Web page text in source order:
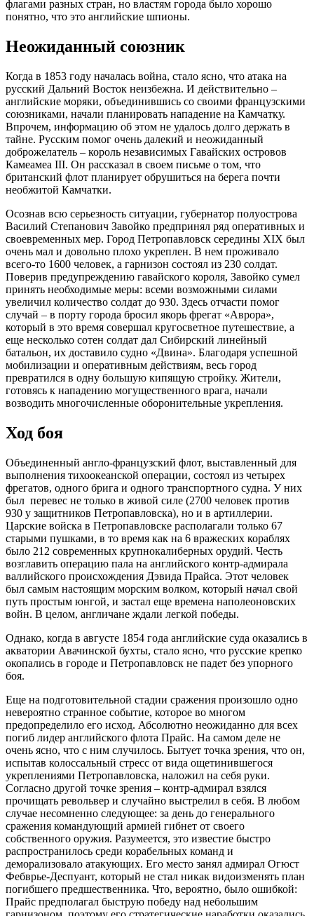
флагами разных стран, но властям города было хорошо
понятно, что это английские шпионы.
Неожиданный союзник
Когда в 1853 году началась война, стало ясно, что атака на
русский Дальний Восток неизбежна. И действительно –
английские моряки, объединившись со своими французскими
союзниками, начали планировать нападение на Камчатку.
Впрочем, информацию об этом не удалось долго держать в
тайне. Русским помог очень далекий и неожиданный
доброжелатель – король независимых Гавайских островов
Камеамеа III. Он рассказал в своем письме о том, что
британский флот планирует обрушиться на берега почти
необжитой Камчатки.
Осознав всю серьезность ситуации, губернатор полуострова
Василий Степанович Завойко предпринял ряд оперативных и
своевременных мер. Город Петропавловск середины XIX был
очень мал и довольно плохо укреплен. В нем проживало
всего-то 1600 человек, а гарнизон состоял из 230 солдат.
Поверив предупреждению гавайского короля, Завойко сумел
принять необходимые меры: всеми возможными силами
увеличил количество солдат до 930. Здесь отчасти помог
случай – в порту города бросил якорь фрегат «Аврора»,
который в это время совершал кругосветное путешествие, а
еще несколько сотен солдат дал Сибирский линейный
батальон, их доставило судно «Двина». Благодаря успешной
мобилизации и оперативным действиям, весь город
превратился в одну большую кипящую стройку. Жители,
готовясь к нападению могущественного врага, начали
возводить многочисленные оборонительные укрепления.
Ход боя
Объединенный англо-французский флот, выставленный для
выполнения тихоокеанской операции, состоял из четырех
фрегатов, одного брига и одного транспортного судна. У них
был перевес не только в живой силе (2700 человек против
930 у защитников Петропавловска), но и в артиллерии.
Царские войска в Петропавловске располагали только 67
старыми пушками, в то время как на 6 вражеских кораблях
было 212 современных крупнокалиберных орудий. Честь
возглавить операцию пала на английского контр-адмирала
валлийского происхождения Дэвида Прайса. Этот человек
был самым настоящим морским волком, который начал свой
путь простым юнгой, и застал еще времена наполеоновских
войн. В целом, англичане ждали легкой победы.
Однако, когда в августе 1854 года английские суда оказались в
акватории Авачинской бухты, стало ясно, что русские крепко
окопались в городе и Петропавловск не падет без упорного
боя.
Еще на подготовительной стадии сражения произошло одно
невероятно странное событие, которое во многом
предопределило его исход. Абсолютно неожиданно для всех
погиб лидер английского флота Прайс. На самом деле не
очень ясно, что с ним случилось. Бытует точка зрения, что он,
испытав колоссальный стресс от вида ощетинившегося
укреплениями Петропавловска, наложил на себя руки.
Согласно другой точке зрения – контр-адмирал взялся
прочищать револьвер и случайно выстрелил в себя. В любом
случае несомненно следующее: за день до генерального
сражения командующий армией гибнет от своего
собственного оружия. Разумеется, это известие быстро
распространилось среди корабельных команд и
деморализовало атакующих. Его место занял адмирал Огюст
Фебврье-Деспуант, который не стал никак видоизменять план
погибшего предшественника. Что, вероятно, было ошибкой:
Прайс предполагал быструю победу над небольшим